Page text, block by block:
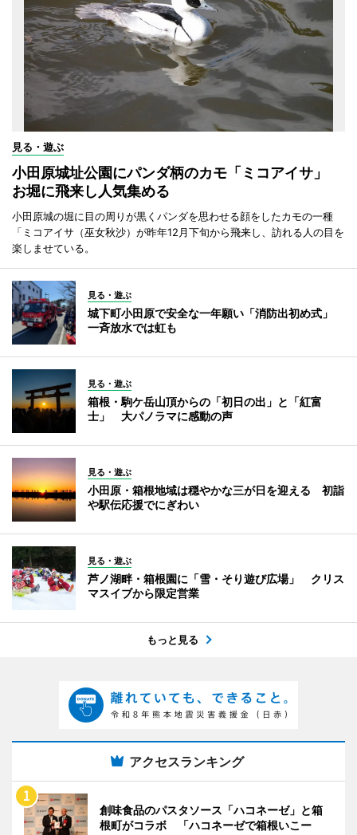
見る・遊ぶ
小田原城址公園にパンダ柄のカモ「ミコアイサ」
お堀に飛来し人気集める
小田原城の堀に目の周りが黒くパンダを思わせる顔をしたカモの一種
「ミコアイサ（巫女秋沙）が昨年12月下旬から飛来し、訪れる人の目を
楽しませている。
見る・遊ぶ
城下町小田原で安全な一年願い「消防出初め式」
一斉放水では虹も
見る・遊ぶ
箱根・駒ケ岳山頂からの「初日の出」と「紅富
士」 大パノラマに感動の声
見る・遊ぶ
小田原・箱根地域は穏やかな三が日を迎える 初詣
や駅伝応援でにぎわい
見る・遊ぶ
芦ノ湖畔・箱根園に「雪・そり遊び広場」 クリス
マスイブから限定営業
もっと見る
アクセスランキング
創味食品のパスタソース「ハコネーゼ」と箱
根町がコラボ 「ハコネーゼで箱根いこー